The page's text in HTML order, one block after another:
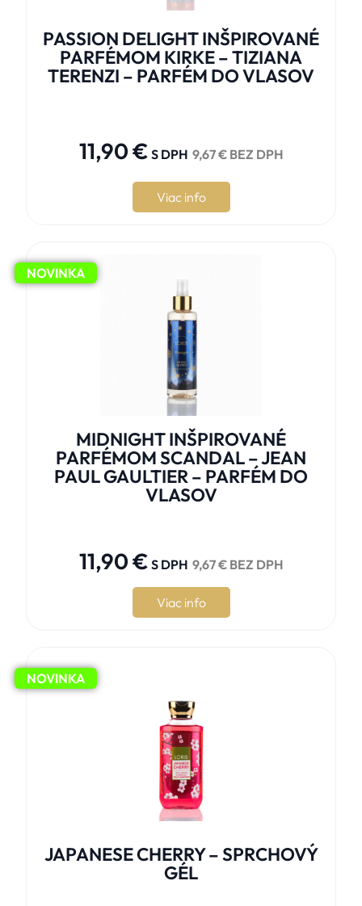
PASSION DELIGHT INŠPIROVANÉ
PARFÉMOM KIRKE – TIZIANA
TERENZI – PARFÉM DO VLASOV
11,90€ S DPH 9,67€BEZ DPH
Viac info
NOVINKA
MIDNIGHT INŠPIROVANÉ
PARFÉMOM SCANDAL – JEAN
PAUL GAULTIER – PARFÉM DO
VLASOV
11,90€ S DPH 9,67€BEZ DPH
Viac info
NOVINKA
JAPANESE CHERRY – SPRCHOVÝ
GÉL